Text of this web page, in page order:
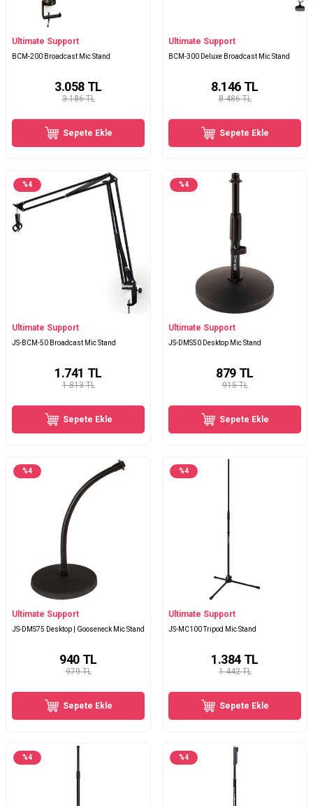
Ultimate Support
BCM-200 Broadcast Mic Stand
3.186 TL
3.058 TL
Sepete Ekle
Ultimate Support
BCM-300 Deluxe Broadcast Mic Stand
8.486 TL
8.146 TL
Sepete Ekle
%4
Ultimate Support
JS-BCM-50 Broadcast Mic Stand
1.813 TL
1.741 TL
Sepete Ekle
%4
Ultimate Support
JS-DMS50 Desktop Mic Stand
915 TL
879 TL
Sepete Ekle
%4
Ultimate Support
JS-DMS75 Desktop | Gooseneck Mic Stand
979 TL
940 TL
Sepete Ekle
%4
Ultimate Support
JS-MC100 Tripod Mic Stand
1.442 TL
1.384 TL
Sepete Ekle
%4 %4